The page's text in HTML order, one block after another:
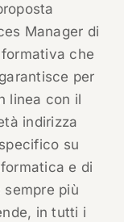
Manager di
che
per
linea con il
indirizza
su
e di
più
in tutti i